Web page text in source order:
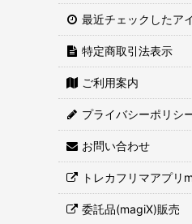
最近チェックしたア
特定商取引法表示
ご利用案内
プライバシーポリシ
お問い合わせ
トレカフリマアプリ
委託品(magiX)販売